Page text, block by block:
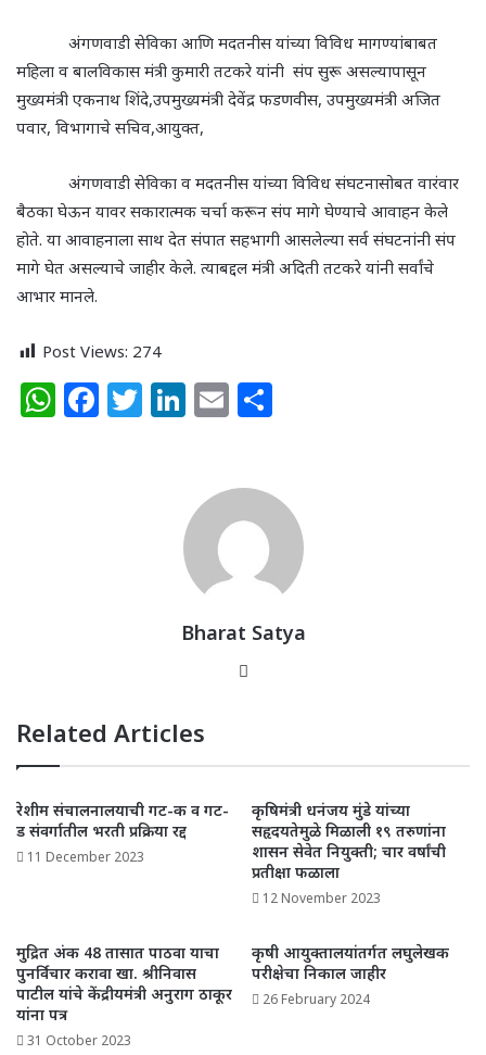
अंगणवाडी सेविका आणि मदतनीस यांच्या विविध मागण्यांबाबत
महिला व बालविकास मंत्री कुमारी तटकरे यांनी संप सुरू असल्यापासून
मुख्यमंत्री एकनाथ शिंदे,उपमुख्यमंत्री देवेंद्र फडणवीस, उपमुख्यमंत्री अजित
पवार, विभागाचे सचिव,आयुक्त,
अंगणवाडी सेविका व मदतनीस यांच्या विविध संघटनासोबत वारंवार
बैठका घेऊन यावर सकारात्मक चर्चा करून संप मागे घेण्याचे आवाहन केले
होते. या आवाहनाला साथ देत संपात सहभागी आसलेल्या सर्व संघटनांनी संप
मागे घेत असल्याचे जाहीर केले. त्याबद्दल मंत्री अदिती तटकरे यांनी सर्वांचे
आभार मानले.
Post Views: 274
W F T Li
e
dI
n
E
l e
Bharat Satya
Related Articles
रेशीम संचालनालयाची गट-क व गट-
ड संवर्गातील भरती प्रक्रिया रद्द
11 December 2023
कृषिमंत्री धनंजय मुंडे यांच्या
सहृदयतेमुळे मिळाली १९ तरुणांना
शासन सेवेत नियुक्ती; चार वर्षांची
प्रतीक्षा फळाला
12 November 2023
मुद्रित अंक 48 तासात पाठवा याचा
पुनर्विचार करावा खा. श्रीनिवास
पाटील यांचे केंद्रीयमंत्री अनुराग ठाकूर
यांना पत्र
31 October 2023
कृषी आयुक्तालयांतर्गत लघुलेखक
परीक्षेचा निकाल जाहीर
26 February 2024